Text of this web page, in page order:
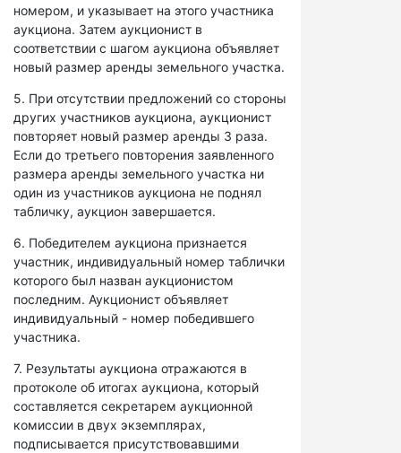
номером, и указывает на этого участника
аукциона. Затем аукционист в
соответствии с шагом аукциона объявляет
новый размер аренды земельного участка.
5. При отсутствии предложений со стороны
других участников аукциона, аукционист
повторяет новый размер аренды 3 раза.
Если до третьего повторения заявленного
размера аренды земельного участка ни
один из участников аукциона не поднял
табличку, аукцион завершается.
6. Победителем аукциона признается
участник, индивидуальный номер таблички
которого был назван аукционистом
последним. Аукционист объявляет
индивидуальный - номер победившего
участника.
7. Результаты аукциона отражаются в
протоколе об итогах аукциона, который
составляется секретарем аукционной
комиссии в двух экземплярах,
подписывается присутствовавшими